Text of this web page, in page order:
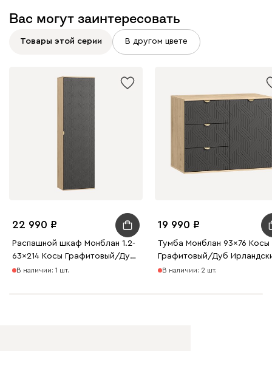
Вас могут заинтересовать
Товары этой серии В другом цвете
22 990
Распашной шкаф Монблан 1.2-
63x214 Косы Графитовый/Дуб
Ирландский
В наличии: 1 шт.
19 990
Тумба Монблан 93x76 Косы
Графитовый/Дуб
В наличии: 2 шт.